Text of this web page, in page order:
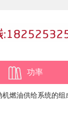
功率
机燃油供给系统的组